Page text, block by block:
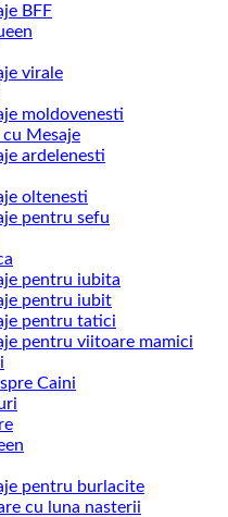
BFF
virale
moldovenesti
Mesaje
ardelenesti
oltenesti
pentru sefu
pentru iubita
pentru iubit
pentru tatici
pentru viitoare mamici
Caini
pentru burlacite
cu luna nasterii